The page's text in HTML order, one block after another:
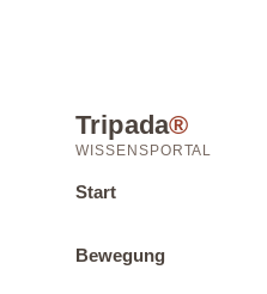
Tripada®
WISSENSPORTAL
Start
Bewegung